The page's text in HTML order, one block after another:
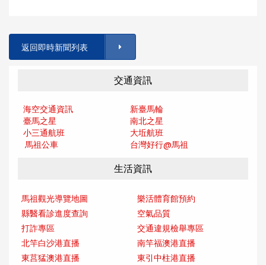
返回即時新聞列表
交通資訊
海空交通資訊
新臺馬輪
臺馬之星
南北之星
小三通航班
大坵航班
馬祖公車
台灣好行@馬祖
生活資訊
馬祖觀光導覽地圖
樂活體育館預約
縣醫看診進度查詢
空氣品質
打詐專區
交通違規檢舉專區
北竿白沙港直播
南竿福澳港直播
東莒猛澳港直播
東引中柱港直播